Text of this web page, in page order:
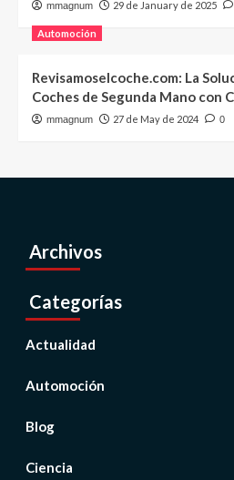
mmagnum 29 de January de 2025
Automoción
Revisamoselcoche.com: La
Coches de Segunda Mano con
mmagnum 27 de May de 2024 0
Archivos
Categorías
Actualidad
Automoción
Blog
Ciencia